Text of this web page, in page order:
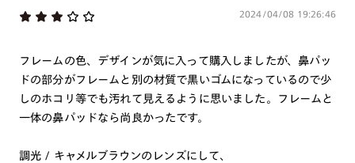
ご注文の手順は以下をご参照ください。
1. カート画面内「レンズ選択へ」ボタンより「度つきレン
ズまたは店舗でレンズ作成」を選択
2. 遠近レンズより「遠近両用」を選択のうえ、購入手続き
画面へ
3. 「度数がわからない方・店舗でレンズ作成」を選択
2024/04/08 19:26:46
フレームの色、デザインが気に入って購入しましたが、鼻パッ
ドの部分がフレームと別の材質で黒いゴムになっているので少
しのホコリ等でも汚れて見えるように思いました。フレームと
一体の鼻パッドなら尚良かったです。
調光 / キャメルブラウンのレンズにして、